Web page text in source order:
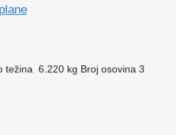
težina 6.220 kg Broj osovina 3